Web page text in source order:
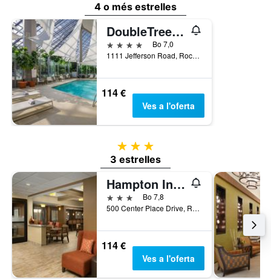
4 o més estrelles
DoubleTree by Hilton Hotel Rochester
4 estrelles
Bo 7,0
1111 Jefferson Road, Rochester, NY, Estats Units
114 €
Ves a l'oferta
3 estrelles
3 estrelles
Hampton Inn by Hilton Rochester/Greece
3 estrellesBo 7,8
500 Center Place Drive, Rochester, NY, Estats Units
114 €
Ves a l'oferta